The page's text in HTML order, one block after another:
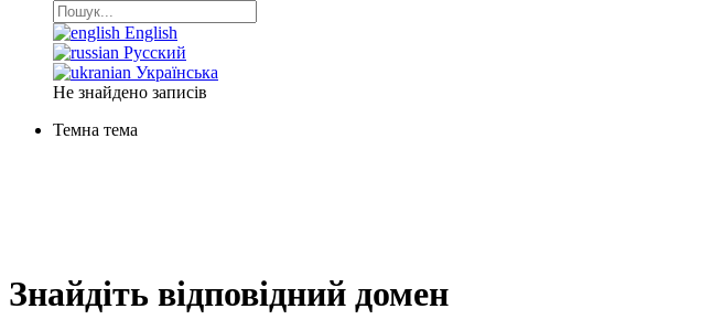
English
Русский
Українська
Не знайдено записів
Темна тема
Знайдіть відповідний домен